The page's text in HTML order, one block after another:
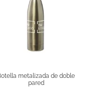
metalizada de doble
pared